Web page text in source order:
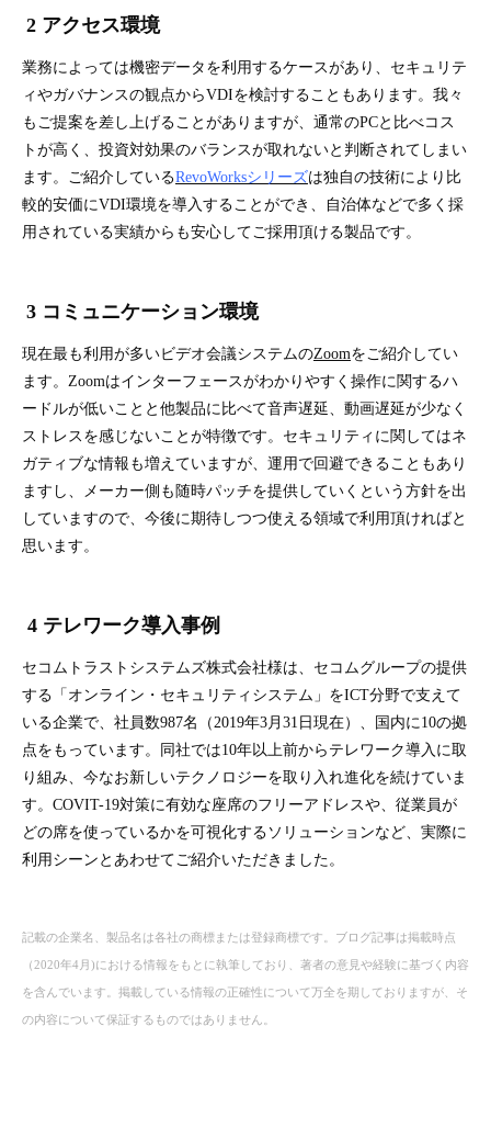
2 アクセス環境
業務によっては機密データを利用するケースがあり、セキュリテ
ィやガバナンスの観点からVDIを検討することもあります。我々
もご提案を差し上げることがありますが、通常のPCと比べコス
トが高く、投資対効果のバランスが取れないと判断されてしまい
ます。ご紹介しているRevoWorksシリーズは独自の技術により比
較的安価にVDI環境を導入することができ、自治体などで多く採
用されている実績からも安心してご採用頂ける製品です。
3 コミュニケーション環境
現在最も利用が多いビデオ会議システムのZoomをご紹介してい
ます。Zoomはインターフェースがわかりやすく操作に関するハ
ードルが低いことと他製品に比べて音声遅延、動画遅延が少なく
ストレスを感じないことが特徴です。セキュリティに関してはネ
ガティブな情報も増えていますが、運用で回避できることもあり
ますし、メーカー側も随時パッチを提供していくという方針を出
していますので、今後に期待しつつ使える領域で利用頂ければと
思います。
4 テレワーク導入事例
セコムトラストシステムズ株式会社様は、セコムグループの提供
する「オンライン・セキュリティシステム」をICT分野で支えて
いる企業で、社員数987名（2019年3月31日現在）、国内に10の拠
点をもっています。同社では10年以上前からテレワーク導入に取
り組み、今なお新しいテクノロジーを取り入れ進化を続けていま
す。COVIT-19対策に有効な座席のフリーアドレスや、従業員が
どの席を使っているかを可視化するソリューションなど、実際に
利用シーンとあわせてご紹介いただきました。
記載の企業名、製品名は各社の商標または登録商標です。ブログ記事は掲載時点
（2020年4月)における情報をもとに執筆しており、著者の意見や経験に基づく内容
を含んでいます。掲載している情報の正確性について万全を期しておりますが、そ
の内容について保証するものではありません。